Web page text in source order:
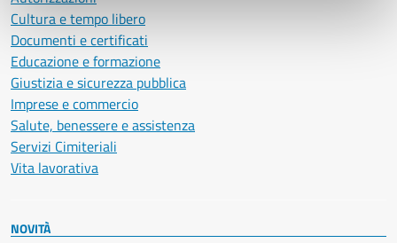
Cultura e tempo libero
Documenti e certificati
Educazione e formazione
Giustizia e sicurezza pubblica
Imprese e commercio
Salute, benessere e assistenza
Servizi Cimiteriali
Vita lavorativa
NOVITÀ